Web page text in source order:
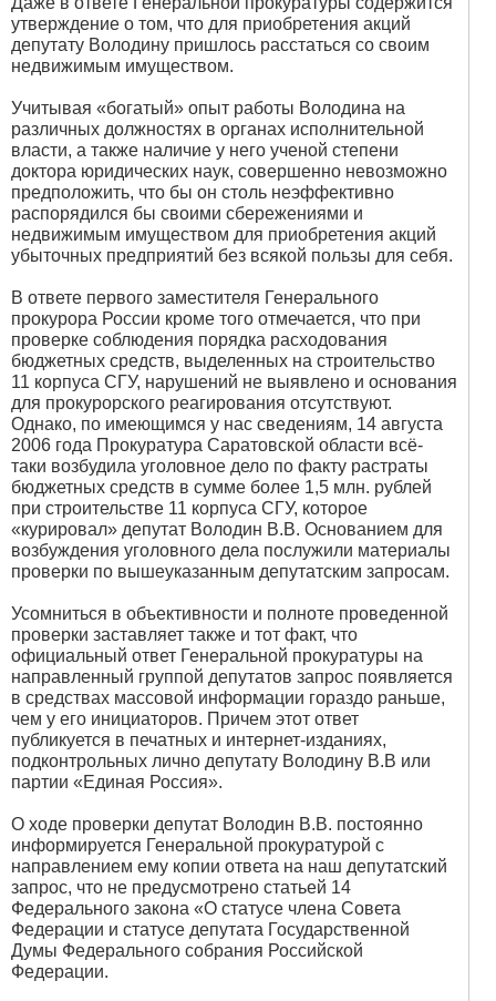
утверждение о том, что для приобретения акций
депутату Володину пришлось расстаться со своим
недвижимым имуществом.
Учитывая «богатый» опыт работы Володина на
различных должностях в органах исполнительной
власти, а также наличие у него ученой степени
доктора юридических наук, совершенно невозможно
предположить, что бы он столь неэффективно
распорядился бы своими сбережениями и
недвижимым имуществом для приобретения акций
убыточных предприятий без всякой пользы для себя.
В ответе первого заместителя Генерального
прокурора России кроме того отмечается, что при
проверке соблюдения порядка расходования
бюджетных средств, выделенных на строительство
11 корпуса СГУ, нарушений не выявлено и основания
для прокурорского реагирования отсутствуют.
Однако, по имеющимся у нас сведениям, 14 августа
2006 года Прокуратура Саратовской области всё-
таки возбудила уголовное дело по факту растраты
бюджетных средств в сумме более 1,5 млн. рублей
при строительстве 11 корпуса СГУ, которое
«курировал» депутат Володин В.В. Основанием для
возбуждения уголовного дела послужили материалы
проверки по вышеуказанным депутатским запросам.
Усомниться в объективности и полноте проведенной
проверки заставляет также и тот факт, что
официальный ответ Генеральной прокуратуры на
направленный группой депутатов запрос появляется
в средствах массовой информации гораздо раньше,
чем у его инициаторов. Причем этот ответ
публикуется в печатных и интернет-изданиях,
подконтрольных лично депутату Володину В.В или
партии «Единая Россия».
О ходе проверки депутат Володин В.В. постоянно
информируется Генеральной прокуратурой с
направлением ему копии ответа на наш депутатский
запрос, что не предусмотрено статьей 14
Федерального закона «О статусе члена Совета
Федерации и статусе депутата Государственной
Думы Федерального собрания Российской
Федерации.